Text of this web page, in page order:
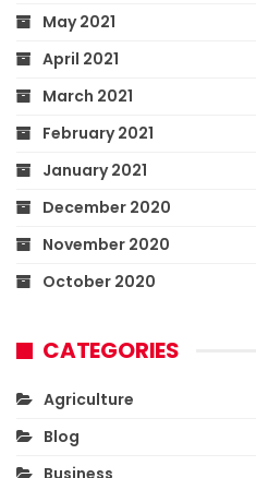
May 2021
April 2021
March 2021
February 2021
January 2021
December 2020
November 2020
October 2020
CATEGORIES
Agriculture
Blog